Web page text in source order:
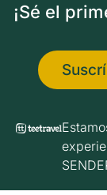
¡Sé el